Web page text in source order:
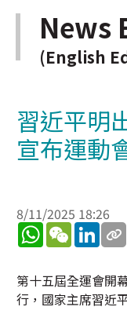
News
(English
習近平明
宣布運動
8/11/2025 18:26
WhatsApp
WeChat
第十五屆全運會開
行，國家主席習近